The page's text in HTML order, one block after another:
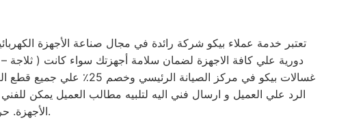
تعتبر خدمة عملاء بيكو شركة رائدة في مجال صناعة الأجهزة
غسالات بيكو في مركز
الرد علي العميل و ارسال فني اليه لتلبيه مطالب العميل يمكن
الأجهزة. حرصاً على جهاز العميل، يتم تسليمه بأفضل حالاته لإرضاء العميل العزيز.